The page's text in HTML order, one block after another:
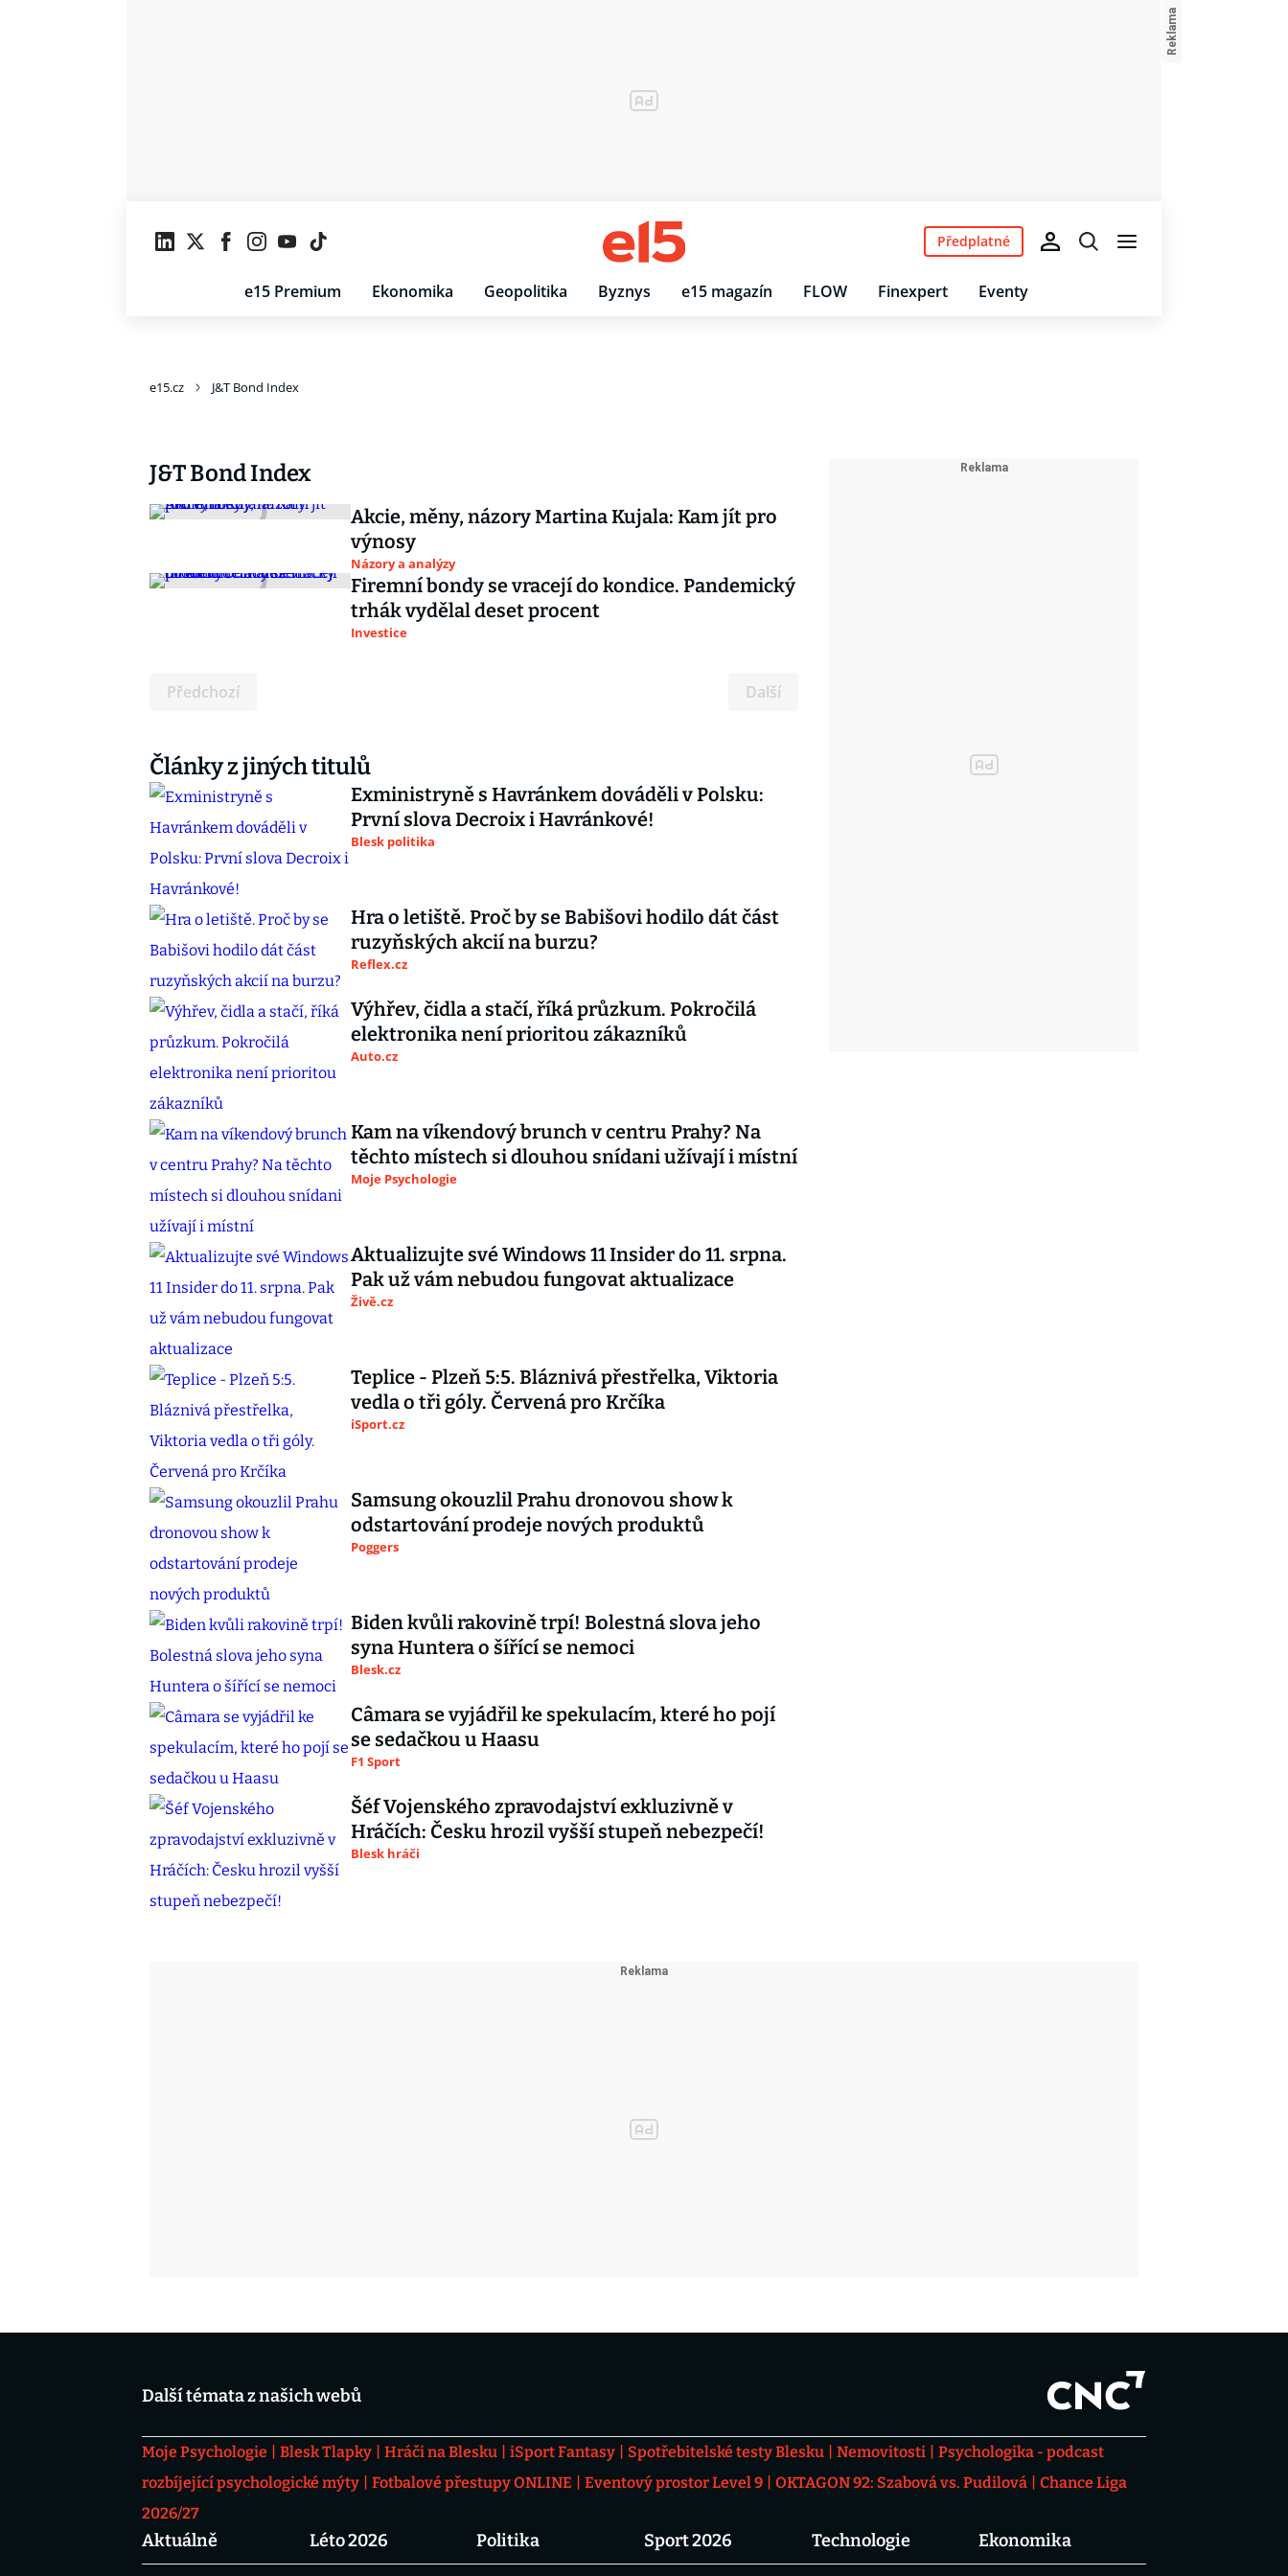
e15 Premium Ekonomika Geopolitika Byznys e15 magazín FLOW Finexpert Eventy
Předplatné
e15.cz J&T Bond Index
J&T Bond Index
Akcie, měny, názory Martina Kujala: Kam jít pro
výnosy
Názory a analýzy
Firemní bondy se vracejí do kondice. Pandemický
trhák vydělal deset procent
Investice
Předchozí Další
Články z jiných titulů
Exministryně s Havránkem dováděli v Polsku:
První slova Decroix i Havránkové!
Blesk politika
Hra o letiště. Proč by se Babišovi hodilo dát část
ruzyňských akcií na burzu?
Reflex.cz
Výhřev, čidla a stačí, říká průzkum. Pokročilá
elektronika není prioritou zákazníků
Auto.cz
Kam na víkendový brunch v centru Prahy? Na
těchto místech si dlouhou snídani užívají i místní
Moje Psychologie
Aktualizujte své Windows 11 Insider do 11. srpna.
Pak už vám nebudou fungovat aktualizace
Živě.cz
Teplice - Plzeň 5:5. Bláznivá přestřelka, Viktoria
vedla o tři góly. Červená pro Krčíka
iSport.cz
Samsung okouzlil Prahu dronovou show k
odstartování prodeje nových produktů
Poggers
Biden kvůli rakovině trpí! Bolestná slova jeho
syna Huntera o šířící se nemoci
Blesk.cz
Câmara se vyjádřil ke spekulacím, které ho pojí
se sedačkou u Haasu
F1 Sport
Šéf Vojenského zpravodajství exkluzivně v
Hráčích: Česku hrozil vyšší stupeň nebezpečí!
Blesk hráči
Další témata z našich webů
Moje Psychologie Blesk Tlapky Hráči na Blesku iSport Fantasy Spotřebitelské testy Blesku Nemovitosti
Psychologika - podcast
rozbíjející psychologické mýty
Fotbalové přestupy ONLINE Eventový prostor Level 9 OKTAGON 92: Szabová vs. Pudilová
Chance Liga
2026/27
Aktuálně Léto 2026 Politika Sport 2026 Technologie Ekonomika